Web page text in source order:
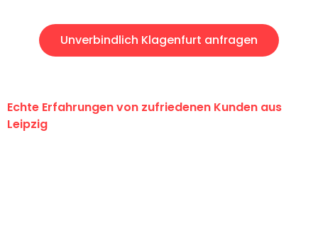
Unverbindlich Klagenfurt anfragen
Echte Erfahrungen von zufriedenen Kunden aus
Leipzig